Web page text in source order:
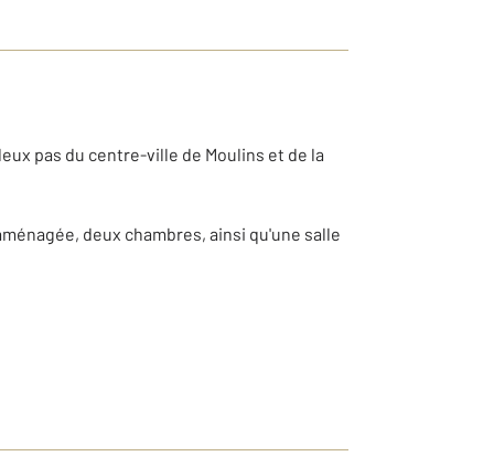
pas du centre-ville de Moulins et de la
deux chambres, ainsi qu'une salle